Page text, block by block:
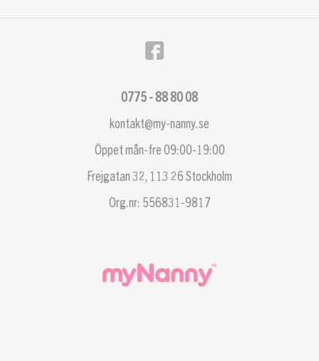
kontakt@my-nanny.se
0775 - 88 80 08
Öppet mån-fre 09:00-19:00
Frejgatan 32, 113 26 Stockholm
Org.nr: 556831-9817